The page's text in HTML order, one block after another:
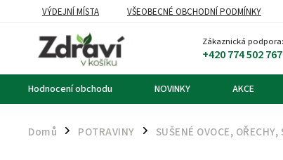
VÝDEJNÍ MÍSTA VŠEOBECNÉ OBCHODNÍ PODMÍNKY
OZNÁMENÍ O ODSTOUPENÍ OD KUPNÍ SMLOUVY
Zákaznická podpora:
+420 774 502 767
Hodnocení obchodu NOVINKY AKCE
Domů / POTRAVINY / SUŠENÉ OVOCE, OŘECHY,